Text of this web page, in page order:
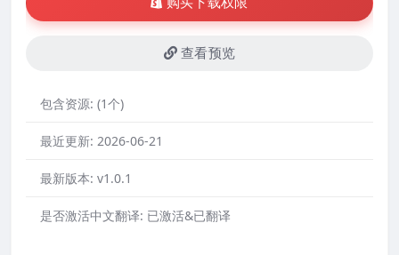
购买下载权限
查看预览
包含资源: (1个)
最近更新: 2026-06-21
最新版本: v1.0.1
是否激活中文翻译: 已激活&已翻译